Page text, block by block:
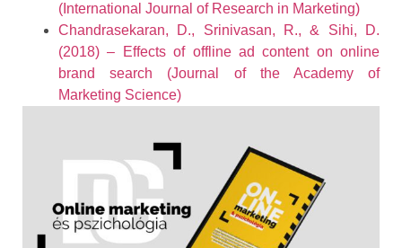
(International Journal of Research in Marketing)
Chandrasekaran, D., Srinivasan, R., & Sihi, D.
(2018) – Effects of offline ad content on online
brand search (Journal of the Academy of
Marketing Science)